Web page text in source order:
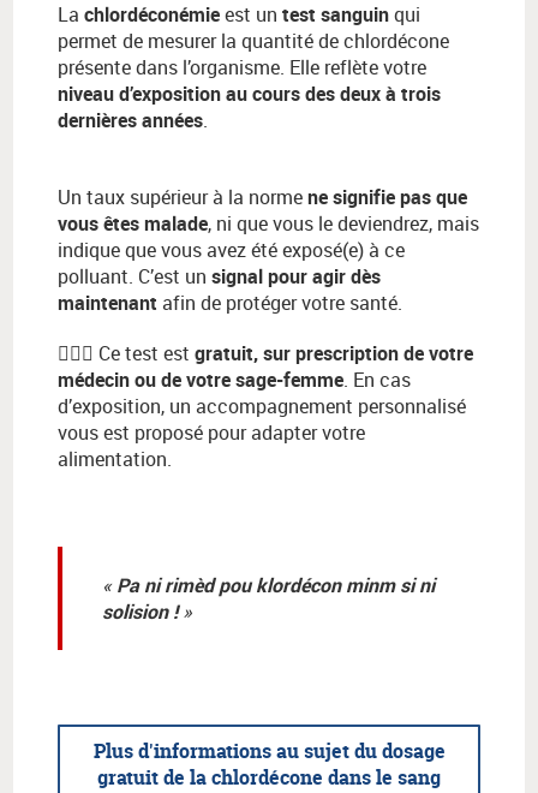
La chlordéconémieest un test sanguinqui
permet de mesurer la quantité de chlordécone
présente dans l’organisme. Elle reflète votre
niveau d’exposition au cours des deux à trois
dernières années.
Un taux supérieur à la normene signifie pas que
vous êtes malade, ni que vous le deviendrez, mais
indique que vous avez été exposé(e) à ce
polluant. C’est un signal pour agir dès
maintenant afin de protéger votre santé.
👩🏽‍⚕️ Ce test est gratuit, sur prescription de votre
médecin ou de votre sage-femme. En cas
d’exposition, un accompagnement personnalisé
vous est proposé pour adapter votre
alimentation.
Pa ni rimèd pou klordécon minm si ni
solision !
Plus d'informations au sujet du dosage
gratuit de la chlordécone dans le sang